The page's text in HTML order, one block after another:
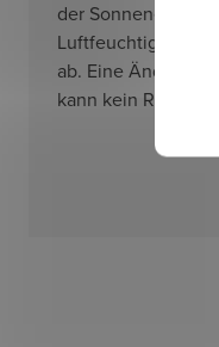
der
Luftfeuchtigkeit
ab. Eine Änderung
kann kein